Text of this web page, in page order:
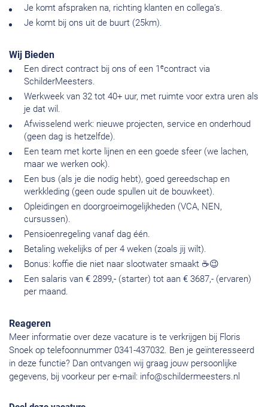
Je komt afspraken na, richting klanten en collega’s.
Je komt bij ons uit de buurt (25km).
Wij Bieden
Een direct contract bij ons of een 1 econtract via
SchilderMeesters.
Werkweek van 32 tot 40+ uur, met ruimte voor extra uren als
je dat wil.
Afwisselend werk: nieuwe projecten, service en onderhoud
(geen dag is hetzelfde).
Een team met korte lijnen en een goede sfeer (we lachen,
maar we werken ook).
Een bus (als je die nodig hebt), goed gereedschap en
werkkleding (geen oude spullen uit de bouwkeet).
Opleidingen en doorgroeimogelijkheden (VCA, NEN,
cursussen).
Pensioenregeling vanaf dag één.
Betaling wekelijks of per 4 weken (zoals jij wilt).
Bonus: koffie die niet naar slootwater smaakt ☕😉
Een salaris van € 2899,- (starter) tot aan € 3687,- (ervaren)
per maand.
Reageren
Meer informatie over deze vacature is te verkrijgen bij Floris
Snoek op telefoonnummer 0341-437032. Ben je geïnteresseerd
in deze functie? Dan ontvangen wij graag jouw persoonlijke
gegevens, bij voorkeur per e-mail: info@schildermeesters.nl